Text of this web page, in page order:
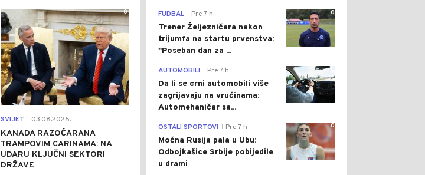
SVIJET 03.08.2025.
KANADA RAZOČARANA
TRAMPOVIM CARINAMA: NA
UDARU KLJUČNI SEKTORI
DRŽAVE
0 0
FUDBAL Pre 7 h
Trener Željezničara nakon
trijumfa na startu prvenstva:
"Poseban dan za ...
0
AUTOMOBILI Pre 7 h
Da li se crni automobili više
zagrijavaju na vrućinama:
Automehaničar sa...
0
OSTALI SPORTOVI Pre 7 h
Moćna Rusija pala u Ubu:
Odbojkašice Srbije pobijedile
u drami